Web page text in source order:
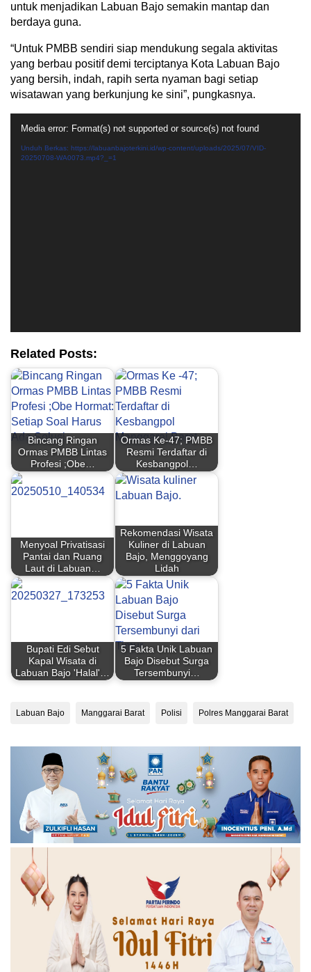
untuk menjadikan Labuan Bajo semakin mantap dan
berdaya guna.
“Untuk PMBB sendiri siap mendukung segala aktivitas
yang berbau positif demi terciptanya Kota Labuan Bajo
yang bersih, indah, rapih serta nyaman bagi setiap
wisatawan yang berkunjung ke sini”, pungkasnya.
Video
Media error: Format(s) not supported or source(s) not found
Unduh Berkas: https://labuanbajoterkini.id/wp-content/uploads/2025/07/VID-
20250708-WA0073.mp4?_=1
Related Posts:
Bincang Ringan
Ormas PMBB Lintas
Profesi ;Obe…
Ormas Ke-47; PMBB
Resmi Terdaftar di
Kesbangpol…
Menyoal Privatisasi
Pantai dan Ruang
Laut di Labuan…
Rekomendasi Wisata
Kuliner di Labuan
Bajo, Menggoyang
Lidah
Bupati Edi Sebut
Kapal Wisata di
Labuan Bajo 'Halal'…
5 Fakta Unik Labuan
Bajo Disebut Surga
Tersembunyi…
Labuan Bajo Manggarai Barat Polisi Polres Manggarai Barat